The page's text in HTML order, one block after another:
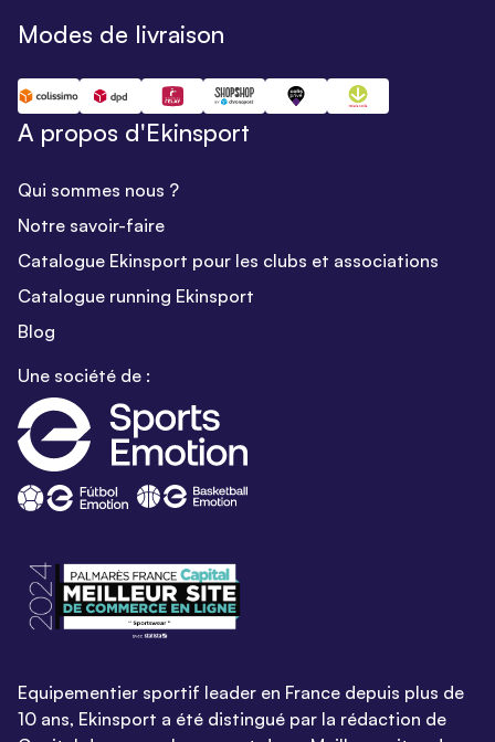
Modes de livraison
A propos d'Ekinsport
Qui sommes nous ?
Notre savoir-faire
Catalogue Ekinsport pour les clubs et associations
Catalogue running Ekinsport
Blog
Une société de :
Equipementier sportif leader en France depuis plus de
10 ans, Ekinsport a été distingué par la rédaction de